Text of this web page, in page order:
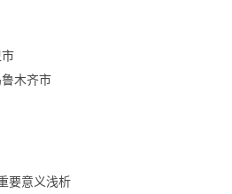
木齐市
要意义浅析